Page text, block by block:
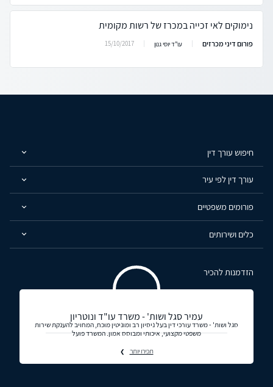
נימוקים לאי זכייה במכרז של רשות מקומית
פורום דיני מכרזים עו"ד יוסי גנון 15/10/2017
חיפוש עורך דין
עורך דין לפי עיר
פורומים משפטיים
כלים ושירותים
הזדמנות להכיר
עמיר סגל ושות' - משרד עו"ד ונוטריון
סגל ושות' - משרד עורכי דין בעל ניסיון רב ומוניטין מוכח, המחויב להענקת שירות
משפטי מקצועי, איכותי ומבוסס אמון. המשרד פועל
תכירו יותר